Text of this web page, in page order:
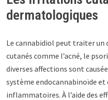
dermatologiques
Le cannabidiol peut traiter
cutanés comme l’acné, le
diverses affections sont
système endocannabinoïde et
inflammatoires. À l’aide des